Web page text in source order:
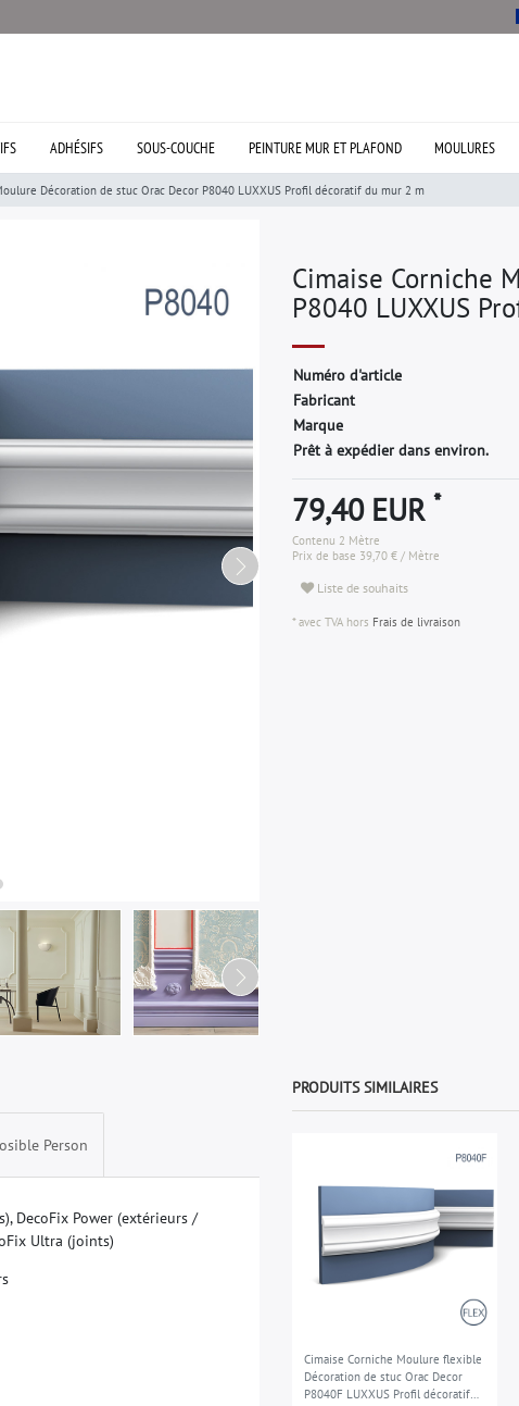
ADHÉSIFS SOUS-COUCHE PEINTURE MUR ET PLAFOND MOULURES
Décoration de stuc Orac Decor P8040 LUXXUS Profil décoratif du mur 2 m
Cimaise Corniche
P8040 LUXXUS
Numéro d'article
Fabricant
Marque
Prêt à expédier dans environ.
79,40 EUR *
Contenu 2 Mètre
Prix de base 39,70 € / Mètre
Liste de souhaits
* avec TVA hors Frais de livraison
Person
), DecoFix Power (extérieurs /
Fix Ultra (joints)
s
PRODUITS SIMILAIRES
Cimaise Corniche Moulure flexible
Décoration de stuc Orac Decor
P8040F LUXXUS Profil décoratif